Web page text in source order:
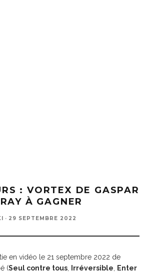
: VORTEX DE GASPAR
À GAGNER
· 29 SEPTEMBRE 2022
en vidéo le 21 septembre 2022 de
(Seul contre tous Irréversible
Enter